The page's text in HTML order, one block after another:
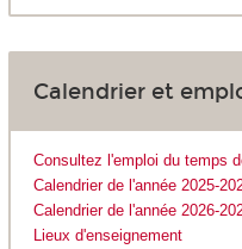
Calendrier et
Consultez l'emploi du temps
Calendrier de l'année 2025-
Calendrier de l'année 2026-
Lieux d'enseignement